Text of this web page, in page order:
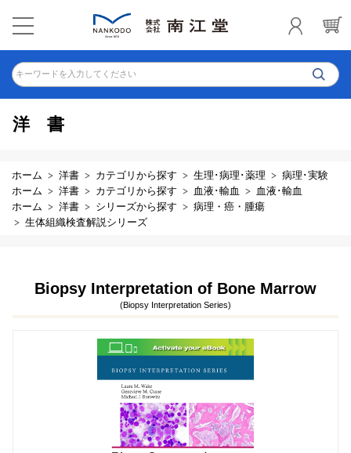
キーワードを入力してください
洋書
ホーム 洋書 カテゴリから探す 生理･病理･薬理
病理･実験
ホーム
洋書 カテゴリから探す 血液･輸血
血液･輸血
ホーム
洋書 シリーズから探す
病理・癌・腫瘍
生体組織検査解説シリーズ
Biopsy Interpretation of Bone Marrow
(Biopsy Interpretation Series)